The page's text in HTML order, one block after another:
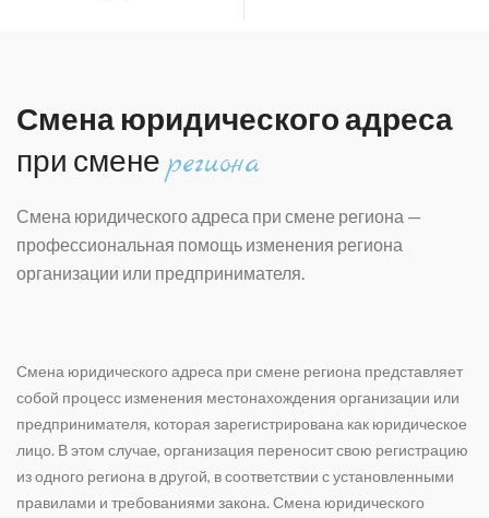
Смена юридического адреса
при сменерегиона
Смена юридического адреса при смене региона —
профессиональная помощь изменения региона
организации или предпринимателя.
Смена юридического адреса при смене региона представляет
собой процесс изменения местонахождения организации или
предпринимателя, которая зарегистрирована как юридическое
лицо. В этом случае, организация переносит свою регистрацию
из одного региона в другой, в соответствии с установленными
правилами и требованиями закона. Смена юридического